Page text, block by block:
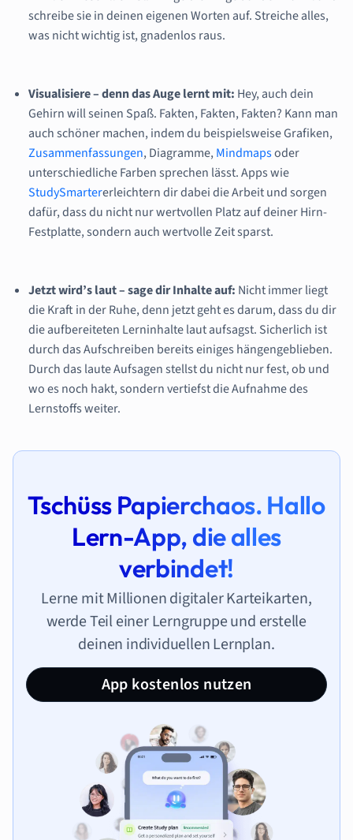
schreibe sie in deinen eigenen Worten auf. Streiche alles,
was nicht wichtig ist, gnadenlos raus.
Visualisiere – denn das Auge lernt mit: Hey, auch dein
Gehirn will seinen Spaß. Fakten, Fakten, Fakten? Kann man
auch schöner machen, indem du beispielsweise Grafiken,
Zusammenfassungen, Diagramme,Mindmapsoder
unterschiedliche Farben sprechen lässt. Apps wie
StudySmartererleichtern dir dabei die Arbeit und sorgen
dafür, dass du nicht nur wertvollen Platz auf deiner Hirn-
Festplatte, sondern auch wertvolle Zeit sparst.
Jetzt wird’s laut – sage dir Inhalte auf: Nicht immer liegt
die Kraft in der Ruhe, denn jetzt geht es darum, dass du dir
die aufbereiteten Lerninhalte laut aufsagst. Sicherlich ist
durch das Aufschreiben bereits einiges hängengeblieben.
Durch das laute Aufsagen stellst du nicht nur fest, ob und
wo es noch hakt, sondern vertiefst die Aufnahme des
Lernstoffs weiter.
Tschüss Papierchaos. Hallo
Lern-App, die alles
verbindet!
Lerne mit Millionen digitaler Karteikarten,
werde Teil einer Lerngruppe und erstelle
deinen individuellen Lernplan.
App kostenlos nutzen